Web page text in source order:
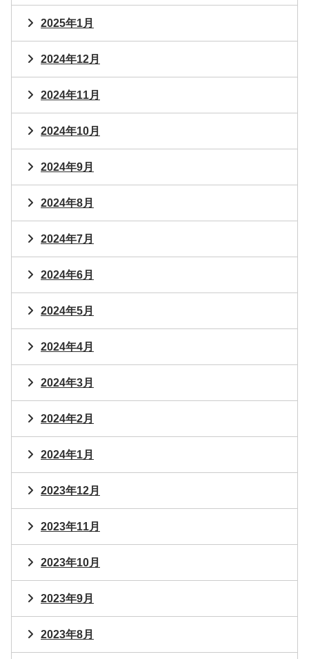
2025年1月
2024年12月
2024年11月
2024年10月
2024年9月
2024年8月
2024年7月
2024年6月
2024年5月
2024年4月
2024年3月
2024年2月
2024年1月
2023年12月
2023年11月
2023年10月
2023年9月
2023年8月